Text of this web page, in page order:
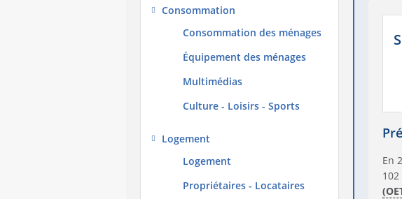
Consommation
Consommation des ménages
Équipement des ménages
Multimédias
Culture - Loisirs - Sports
Logement
Logement
Propriétaires - Locataires
En